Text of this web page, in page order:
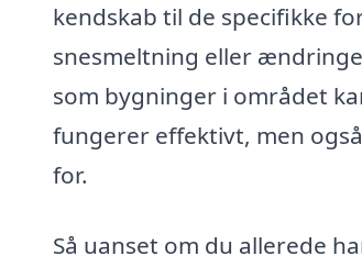
kendskab til de specifikke
snesmeltning eller
som bygninger i området
fungerer effektivt, men
for.
Så uanset om du allerede